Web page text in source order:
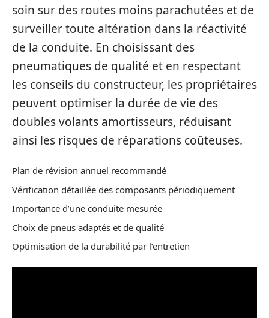
soin sur des routes moins parachutées et de
surveiller toute altération dans la réactivité
de la conduite. En choisissant des
pneumatiques de qualité et en respectant
les conseils du constructeur, les propriétaires
peuvent optimiser la durée de vie des
doubles volants amortisseurs, réduisant
ainsi les risques de réparations coûteuses.
Plan de révision annuel recommandé
Vérification détaillée des composants périodiquement
Importance d’une conduite mesurée
Choix de pneus adaptés et de qualité
Optimisation de la durabilité par l’entretien